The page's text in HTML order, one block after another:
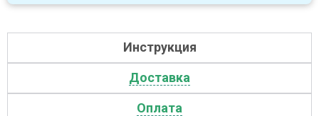
Инструкция
Доставка
Оплата